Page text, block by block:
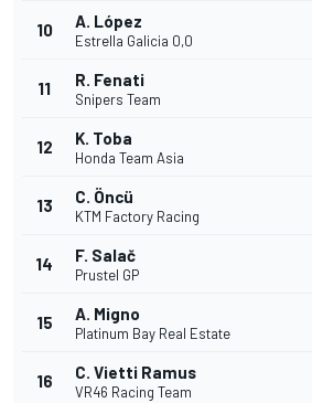
10 A. López
Estrella Galicia 0,0
11 R. Fenati
Snipers Team
12 K. Toba
Honda Team Asia
13 C. Öncü
KTM Factory Racing
14 F. Salač
Prustel GP
15 A. Migno
Platinum Bay Real Estate
16 C. Vietti Ramus
VR46 Racing Team